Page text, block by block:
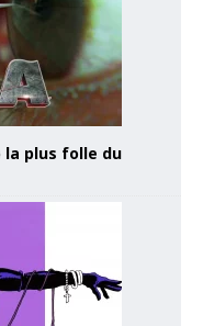
la plus folle du